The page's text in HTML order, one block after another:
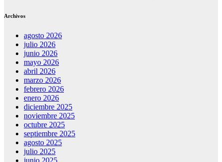
Archivos
agosto 2026
julio 2026
junio 2026
mayo 2026
abril 2026
marzo 2026
febrero 2026
enero 2026
diciembre 2025
noviembre 2025
octubre 2025
septiembre 2025
agosto 2025
julio 2025
junio 2025